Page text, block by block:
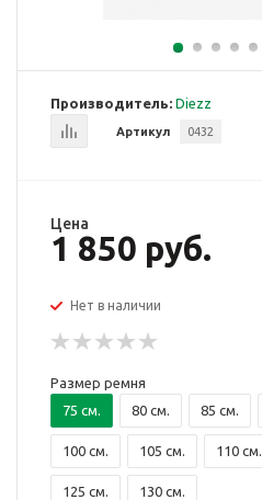
Производитель: Diezz
Артикул 0432
Цена
1 850 руб.
Нет в наличии
Размер ремня
75 см.
80 см. 85 см.
100 см. 105 см. 110 см.
125 см. 130 см.